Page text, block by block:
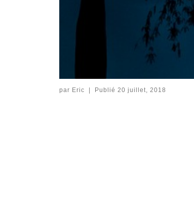
par Eric Publié 20 juillet, 2018